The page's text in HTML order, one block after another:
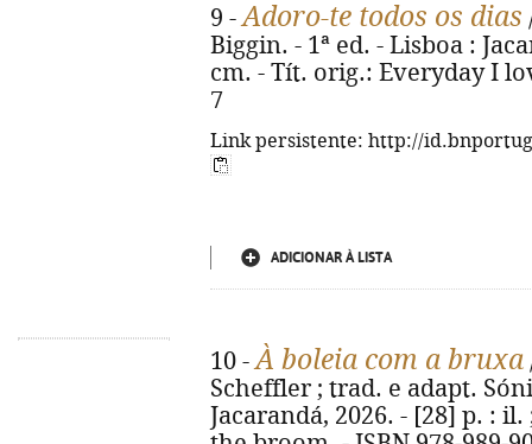
9 -Adoro-te todos os dias
Biggin. - 1ª ed. - Lisboa :
cm. - Tít. orig.: Everyday I
7
Link persistente: http://
ADICIONAR À LISTA
10 -À boleia com a bruxa
Scheffler ; trad. e adapt.
Jacarandá, 2026. - [28] p. :